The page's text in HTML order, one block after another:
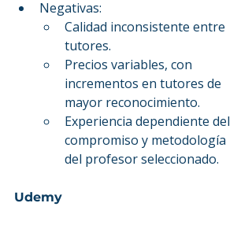
Negativas:
Calidad inconsistente entre
tutores.
Precios variables, con
incrementos en tutores de
mayor reconocimiento.
Experiencia dependiente del
compromiso y metodología
del profesor seleccionado.
Udemy